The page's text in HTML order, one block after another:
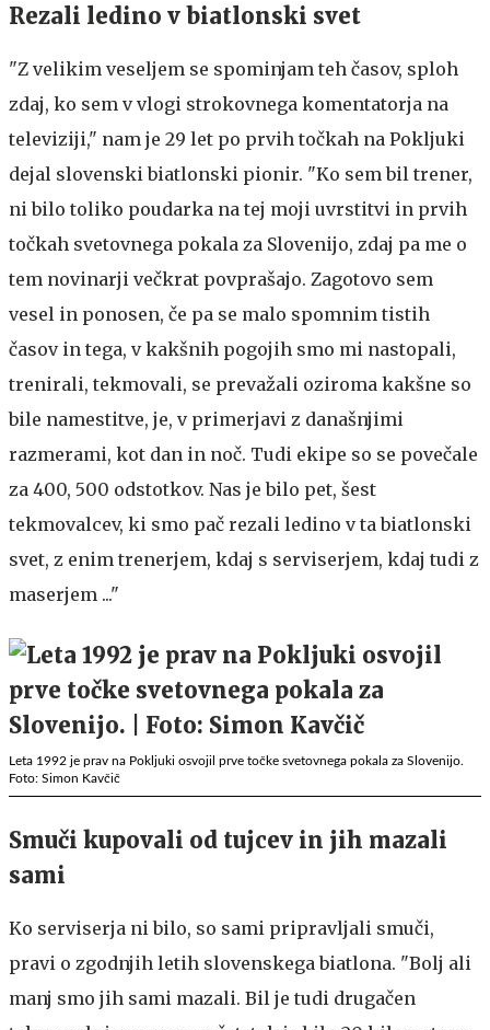
Rezali ledino v biatlonski svet
"Z velikim veseljem se spominjam teh časov, sploh
zdaj, ko sem v vlogi strokovnega komentatorja na
televiziji," nam je 29 let po prvih točkah na Pokljuki
dejal slovenski biatlonski pionir. "Ko sem bil trener,
ni bilo toliko poudarka na tej moji uvrstitvi in prvih
točkah svetovnega pokala za Slovenijo, zdaj pa me o
tem novinarji večkrat povprašajo. Zagotovo sem
vesel in ponosen, če pa se malo spomnim tistih
časov in tega, v kakšnih pogojih smo mi nastopali,
trenirali, tekmovali, se prevažali oziroma kakšne so
bile namestitve, je, v primerjavi z današnjimi
razmerami, kot dan in noč. Tudi ekipe so se povečale
za 400, 500 odstotkov. Nas je bilo pet, šest
tekmovalcev, ki smo pač rezali ledino v ta biatlonski
svet, z enim trenerjem, kdaj s serviserjem, kdaj tudi z
maserjem ..."
Leta 1992 je prav na Pokljuki osvojil prve točke svetovnega pokala za Slovenijo.
Foto: Simon Kavčič
Smuči kupovali od tujcev in jih mazali
sami
Ko serviserja ni bilo, so sami pripravljali smuči,
pravi o zgodnjih letih slovenskega biatlona. "Bolj ali
manj smo jih sami mazali. Bil je tudi drugačen